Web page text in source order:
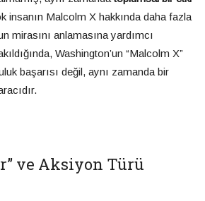
insanın Malcolm X hakkında daha fazla
mirasını anlamasına yardımcı
Washington’un “Malcolm X”
başarısı değil, aynı zamanda bir
ve Aksiyon Türü